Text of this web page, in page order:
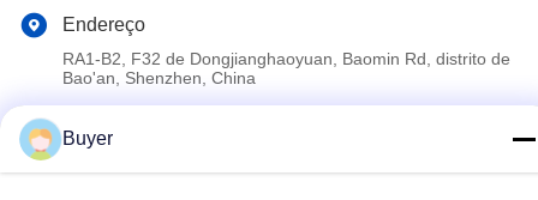
Endereço
RA1-B2, F32 de Dongjianghaoyuan, Baomin Rd, distrito de
Bao'an, Shenzhen, China
Buyer